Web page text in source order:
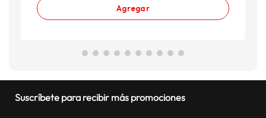
Agregar
Suscríbete para recibir más promociones